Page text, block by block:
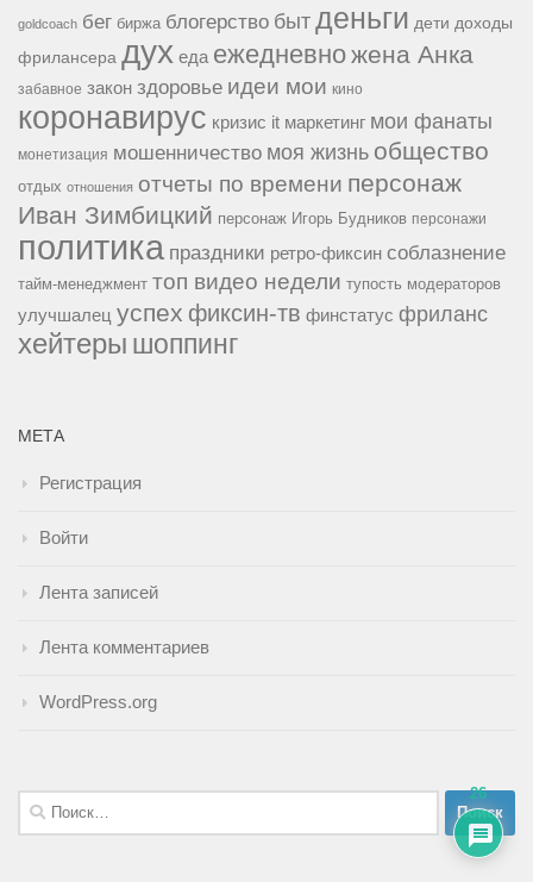
goldcoach бег биржа блогерство быт деньги дети доходы
фрилансера дух еда ежедневножена Анка
забавное закон здоровье идеи мои кино
коронавирус кризис it маркетинг мои фанаты
монетизация мошенничество моя жизнь общество
отдых отношения отчеты по времени персонаж
Иван Зимбицкий персонаж Игорь Будников персонажи
политика праздники ретро-фиксин соблазнение
тайм-менеджмент топ видео недели тупость модераторов
улучшалец успех фиксин-тв финстатус фриланс
хейтеры шоппинг
МЕТА
Регистрация
Войти
Лента записей
Лента комментариев
WordPress.org
Найти: 26